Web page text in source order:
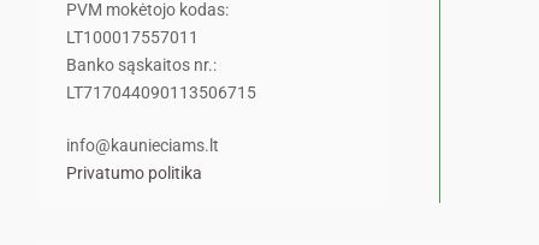
PVM mokėtojo kodas:
LT100017557011
Banko sąskaitos nr.:
LT717044090113506715
info@kaunieciams.lt
Privatumo politika